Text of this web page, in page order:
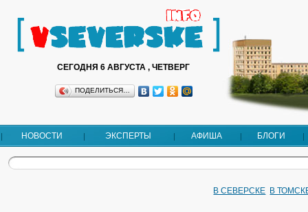
СЕГОДНЯ 6 АВГУСТА , ЧЕТВЕРГ
ПОДЕЛИТЬСЯ…
НОВОСТИ ЭКСПЕРТЫ АФИША БЛОГИ
В СЕВЕРСКЕ В